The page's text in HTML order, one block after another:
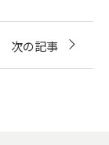
次の記事